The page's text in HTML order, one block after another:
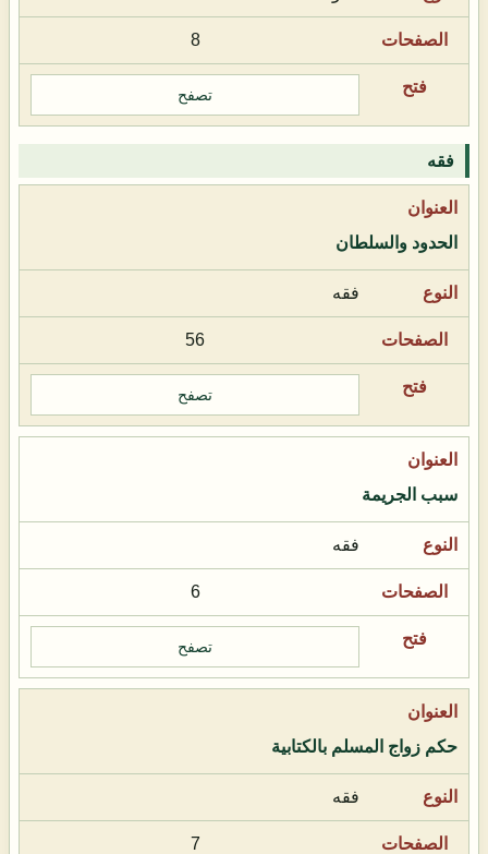
8
تصفح
فقه
الحدود والسلطان
فقه
56
تصفح
سبب الجريمة
فقه
6
تصفح
حكم زواج المسلم بالكتابية
فقه
7